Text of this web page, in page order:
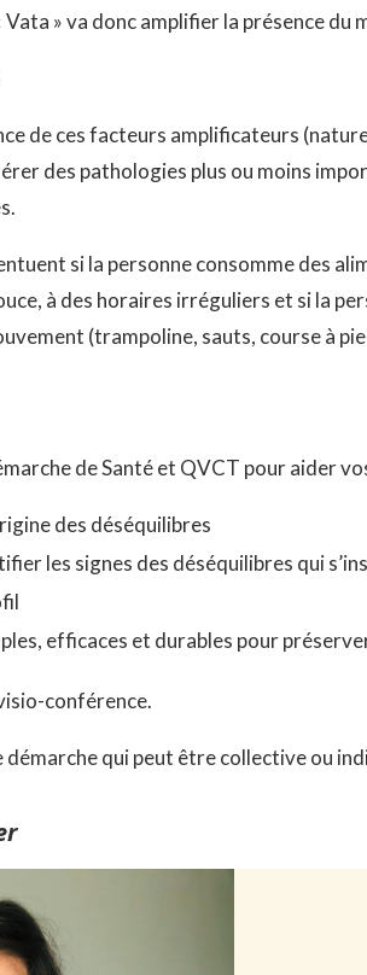
» va donc amplifier la présence
de ces facteurs amplificateurs
des pathologies plus ou moins
si la personne consomme des
à des horaires irréguliers et si la
(trampoline, sauts, course à
de Santé et QVCT pour aider
des déséquilibres
les signes des déséquilibres qui
efficaces et durables pour
conférence.
démarche qui peut être collective ou